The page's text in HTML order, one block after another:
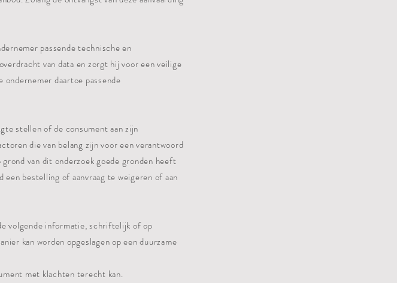
passende technische en
van data en zorgt hij voor een veilige
daartoe passende
stellen of de consument aan zijn
die van belang zijn voor een verantwoord
van dit onderzoek goede gronden heeft
bestelling of aanvraag te weigeren of aan
volgende informatie, schriftelijk of op
kan worden opgeslagen op een duurzame
met klachten terecht kan.